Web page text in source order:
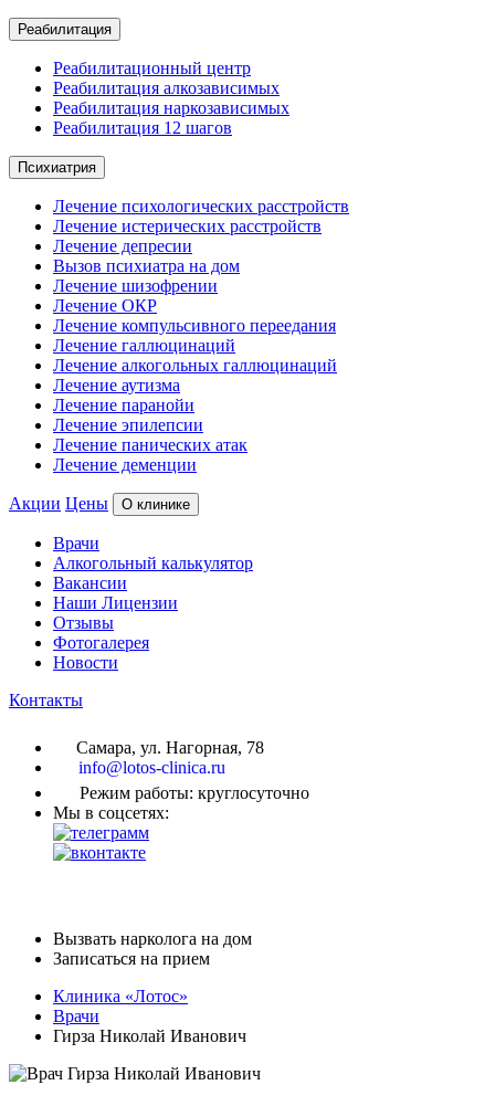
Реабилитация
Реабилитационный центр
Реабилитация алкозависимых
Реабилитация наркозависимых
Реабилитация 12 шагов
Психиатрия
Лечение психологических расстройств
Лечение истерических расстройств
Лечение депресии
Вызов психиатра на дом
Лечение шизофрении
Лечение ОКР
Лечение компульсивного переедания
Лечение галлюцинаций
Лечение алкогольных галлюцинаций
Лечение аутизма
Лечение паранойи
Лечение эпилепсии
Лечение панических атак
Лечение деменции
Акции Цены О клинике
Врачи
Алкогольный калькулятор
Вакансии
Наши Лицензии
Отзывы
Фотогалерея
Новости
Контакты
Самара, ул. Нагорная, 78
info@lotos-clinica.ru
Режим работы: круглосуточно
Мы в соцсетях:
Вызвать нарколога на дом
Записаться на прием
Клиника «Лотос»
Врачи
Гирза Николай Иванович